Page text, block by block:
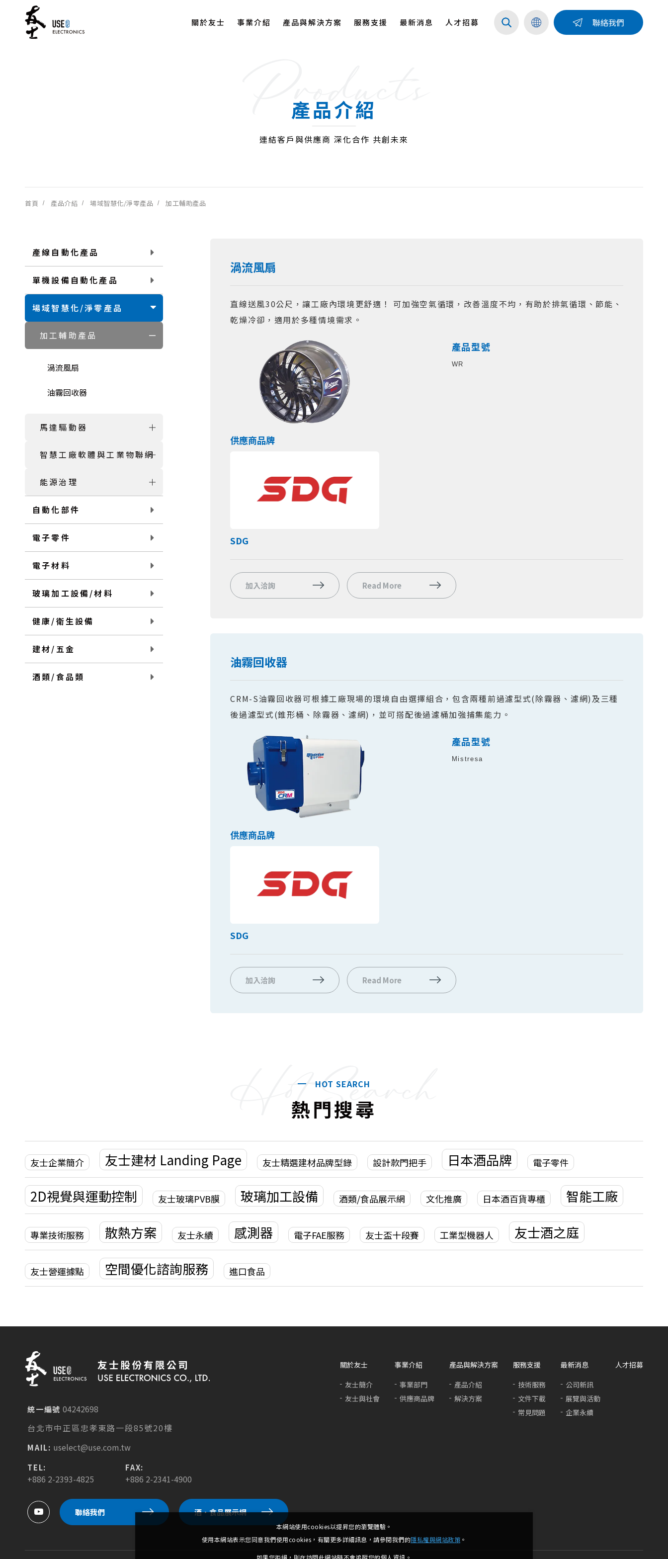
關於友士 事業介紹 產品與解決方案 服務支援 最新消息 人才招募 聯絡我們
Products
產品介紹
連結客戶與供應商 深化合作 共創未來
首頁 產品介紹 場域智慧化/淨零產品 加工輔助產品
產線自動化產品
單機設備自動化產品
場域智慧化/淨零產品
加工輔助產品
渦流風扇
油霧回收器
馬達驅動器
智慧工廠軟體與工業物聯網
能源治理
自動化部件
電子零件
電子材料
玻璃加工設備/材料
健康/衛生設備
建材/五金
酒類/食品類
渦流風扇
直線送風30公尺，讓工廠內環境更舒適！ 可加強空氣循環，改善溫度不均，有助於排氣循環、節能、
乾燥冷卻，適用於多種情境需求。
產品型號
WR
供應商品牌
SDG
加入洽詢 Read More
油霧回收器
CRM-S油霧回收器可根據工廠現場的環境自由選擇組合，包含兩種前過濾型式(除霧器、濾網)及三種
後過濾型式(錐形桶、除霧器、濾網)，並可搭配後過濾桶加強捕集能力。
產品型號
Mistresa
供應商品牌
SDG
加入洽詢 Read More
Hot Search
HOT SEARCH
熱門搜尋
友士企業簡介 友士建材 Landing Page 友士精選建材品牌型錄 設計款門把手 日本酒品牌 電子零件
2D視覺與運動控制 友士玻璃PVB膜 玻璃加工設備 酒類/食品展示網 文化推廣 日本酒百貨專櫃 智能工廠
專業技術服務 散熱方案 友士永續 感測器 電子FAE服務 友士盃十段賽 工業型機器人 友士酒之庭
友士營運據點 空間優化諮詢服務 進口食品
0
統一編號 04242698
台北市中正區忠孝東路一段85號20樓
MAIL: uselect@use.com.tw
TEL:
+886 2-2393-4825
FAX:
+886 2-2341-4900
關於友士
友士簡介
友士與社會
事業介紹
事業部門
供應商品牌
產品與解決方案
產品介紹
解決方案
服務支援
技術服務
文件下載
常見問題
最新消息
公司新訊
展覽與活動
企業永續
人才招募
聯絡我們 酒．食品展示網
本網站使用cookies以提昇您的瀏覽體驗。
使用本網站表示您同意我們使用cookies，有關更多詳細訊息，請參閱我們的隱私權與網站政策 。
如果您拒絕，則在訪問此網站時不會追蹤您的個人資訊。